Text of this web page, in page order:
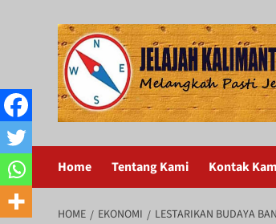
Home Tentang Kami Kontak
HOME EKONOMI LESTARIKAN BUDAYA